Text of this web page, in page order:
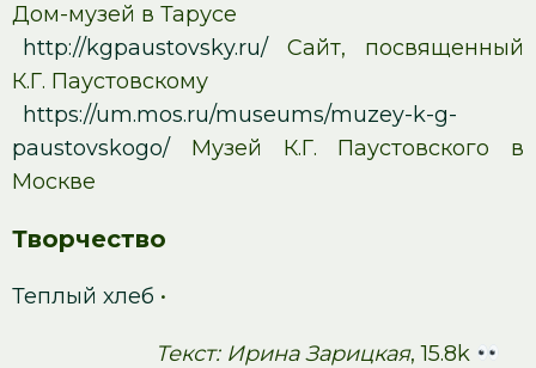
Дом-музей в Тарусе
http://kgpaustovsky.ru/Сайт, посвященный
К.Г. Паустовскому
https://um.mos.ru/museums/muzey-k-g-
paustovskogo/ Музей К.Г. Паустовского в
Москве
Творчество
Теплый хлеб •
Текст: Ирина Зарицкая, 15.8k